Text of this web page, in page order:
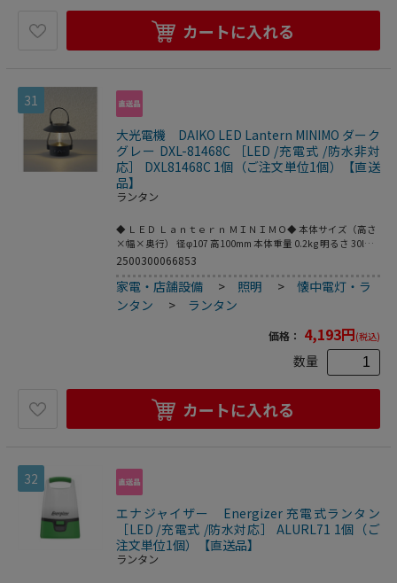
カートに入れる
31
大光電機 DAIKO LED Lantern MINIMO ダーク
グレー DXL-81468C ［LED /充電式 /防水非対
応］ DXL81468C 1個（ご注文単位1個）【直送
品】
ランタン
◆ ＬＥＤ Ｌａｎｔｅｒｎ ＭＩＮＩＭＯ◆ 本体サイズ（高さ
×幅×奥行） 径φ107 高100mm 本体重量 0.2kg 明るさ 30lm
調光機能 調光スイッチ付き（20%-60%-100%) 電源 USB充電
間 耐水耐塵 IPX4 付属品 USB充電ケーブル 仕様1 人感センサ
ー付き 仕様2 三段階調光機能
2500300066853
家電・店舗設備 > 照明 >懐中電灯・ラ
ンタン
> ランタン
価格： 4,193円(税込)
数量
カートに入れる
32
エナジャイザー Energizer 充電式ランタン
［LED /充電式 /防水対応］ ALURL71 1個（ご
注文単位1個）【直送品】
ランタン